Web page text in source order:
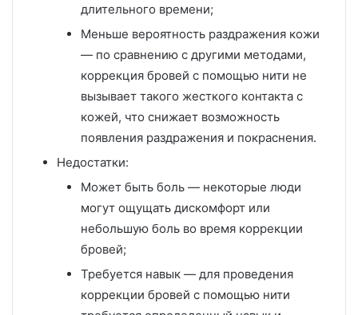
длительного времени;
Меньше вероятность раздражения кожи
— по сравнению с другими методами,
коррекция бровей с помощью нити не
вызывает такого жесткого контакта с
кожей, что снижает возможность
появления раздражения и покраснения.
Недостатки:
Может быть боль — некоторые люди
могут ощущать дискомфорт или
небольшую боль во время коррекции
бровей;
Требуется навык — для проведения
коррекции бровей с помощью нити